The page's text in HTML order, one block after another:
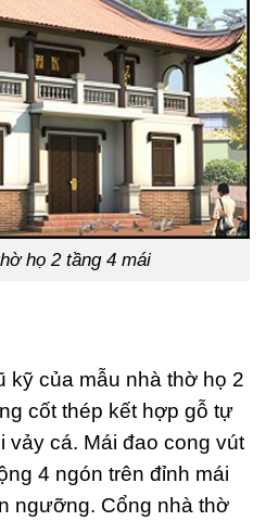
họ 2 tầng 4 mái
kỹ của mẫu nhà thờ họ 2
cốt thép kết hợp gỗ tự
vảy cá. Mái đao cong vút
4 ngón trên đỉnh mái
ngưỡng. Cổng nhà thờ